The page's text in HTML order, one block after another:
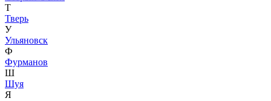
Т
Тверь
У
Ульяновск
Ф
Фурманов
Ш
Шуя
Я